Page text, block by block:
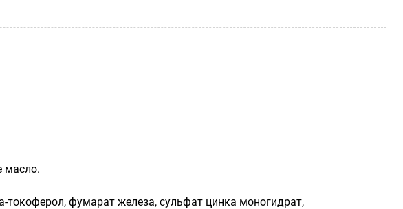
масло.
токоферол, фумарат железа, сульфат цинка моногидрат,